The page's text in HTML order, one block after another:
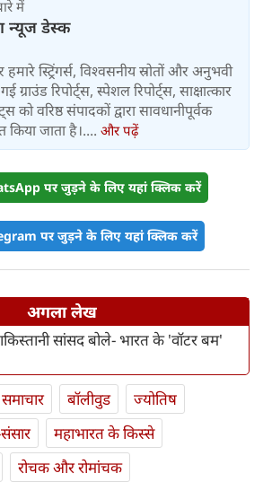
में
न्यूज डेस्क
स्ट्रिंगर्स, विश्वसनीय स्रोतों और अनुभवी
ग्राउंड रिपोर्ट्स, स्पेशल रिपोर्ट्स, साक्षात्कार
वरिष्ठ संपादकों द्वारा सावधानीपूर्वक
जाता है।.... और पढ़ें
पर जुड़ने के लिए यहां क्लिक करें
पर जुड़ने के लिए यहां क्लिक करें
अगला लेख
सांसद बोले- भारत के 'वॉटर बम'
समाचार बॉलीवुड
ज्योतिष
महाभारत के किस्से
रोचक और रोमांचक